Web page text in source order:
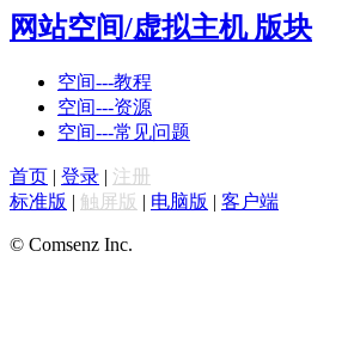
网站空间/虚拟主机 版块
空间---教程
空间---资源
空间---常见问题
首页 | 登录 | 注册
标准版 | 触屏版 | 电脑版 | 客户端
© Comsenz Inc.